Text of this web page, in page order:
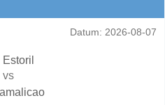
Datum: 2026-08-07
Estoril
vs